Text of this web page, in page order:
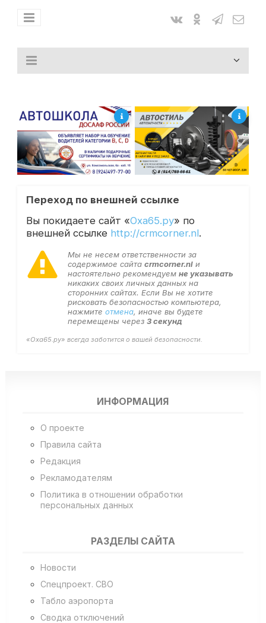
Переход по внешней ссылке
Вы покидаете сайт «Оха65.ру» по
внешней ссылке http://crmcorner.nl.
Мы не несем ответственности за
содержимое сайта crmcorner.nlи
настоятельно рекомендуем не указывать
никаких своих личных данных на
сторонних сайтах. Если Вы не хотите
рисковать безопасностью компьютера,
нажмите отмена, иначе вы будете
перемещены через 2секунд
«Оха65.ру» всегда заботится о вашей безопасности.
ИНФОРМАЦИЯ
О проекте
Правила сайта
Редакция
Рекламодателям
Политика в отношении обработки
персональных данных
РАЗДЕЛЫ САЙТА
Новости
Спецпроект. СВО
Табло аэропорта
Сводка отключений